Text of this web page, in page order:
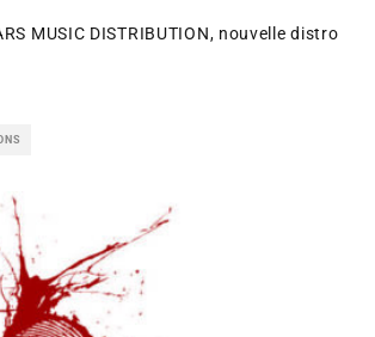
MUSIC DISTRIBUTION, nouvelle distro